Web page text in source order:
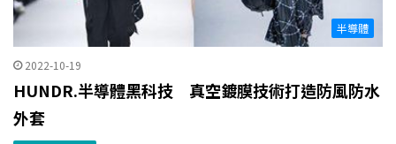
半導體
2022-10-19
HUNDR.半導體黑科技 真空鍍膜技術打造防風防水
外套